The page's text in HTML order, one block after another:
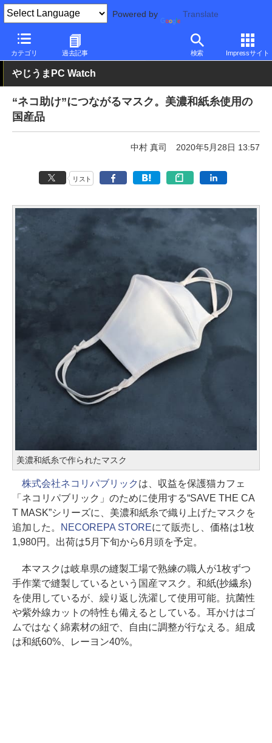
Powered by Translate
カテゴリ 過去記事 検索 Impressサイト
PC Watch 市場 動向
やじうまPC Watch
“ネコ助け”につながるマスク。美濃和紙糸使用の
国産品
中村 真司 2020年5月28日 13:57
リスト
美濃和紙糸で作られたマスク
株式会社ネコリパブリック は、収益を保護猫カフェ
「ネコリパブリック」のために使用する“SAVE THE CA
T MASK”シリーズに、美濃和紙糸で織り上げたマスクを
追加した。
NECOREPA STOREにて販売し、価格は1枚
1,980円。出荷は5月下旬から6月頭を予定。
本マスクは岐阜県の縫製工場で熟練の職人が1枚ずつ
手作業で縫製しているという国産マスク。和紙(抄繊糸)
を使用しているが、繰り返し洗濯して使用可能。抗菌性
や紫外線カットの特性も備えるとしている。耳かけはゴ
ムではなく綿素材の紐で、自由に調整が行なえる。組成
は和紙60%、レーヨン40%。